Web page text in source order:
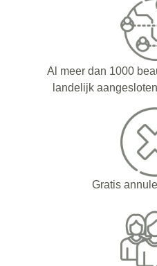
Al meer dan 1000
landelijk
Gratis